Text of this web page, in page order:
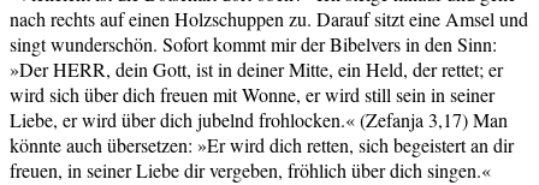
nach rechts auf einen Holzschuppen zu. Darauf sitzt eine Amsel und
singt wunderschön. Sofort kommt mir der Bibelvers in den Sinn:
»Der HERR, dein Gott, ist in deiner Mitte, ein Held, der rettet; er
wird sich über dich freuen mit Wonne, er wird still sein in seiner
Liebe, er wird über dich jubelnd frohlocken.« (Zefanja 3,17) Man
könnte auch übersetzen: »Er wird dich retten, sich begeistert an dir
freuen, in seiner Liebe dir vergeben, fröhlich über dich singen.«